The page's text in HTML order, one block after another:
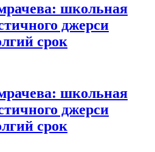
школьная
джерси
срок
школьная
джерси
срок